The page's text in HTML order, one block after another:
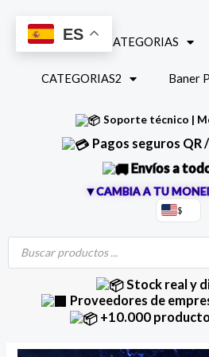
contenido
INICIO CATEGORIAS
CATEGORIAS2 Baner
Soporte técnico |
Pagos seguros QR
Envíos a
▼CAMBIA A TU
$
Búsqueda
productos
Stock real y
Proveedores de
+10.000
ES